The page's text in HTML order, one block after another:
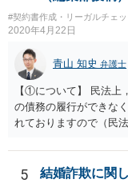
#契約書作成・リーガルチェッ
2020年4月22日
青山 知史 弁護士
【①について】 民法上
の債務の履行ができな
れておりますので（民
現在の各宣言や要請は
設が滅失してしまった
なったとまではいえな
5 結婚詐欺に関